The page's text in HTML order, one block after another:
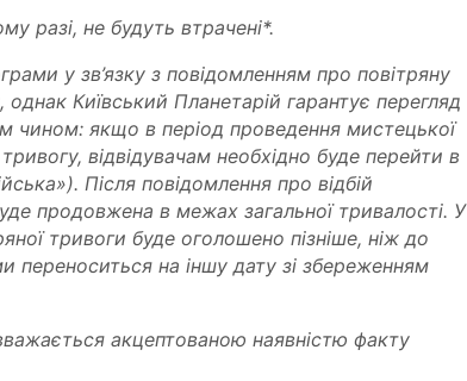
разі, не будуть втрачені*.
у зв’язку з повідомленням про повітряну
Київський Планетарій гарантує перегляд
чином: якщо в період проведення мистецької
відвідувачам необхідно буде перейти в
Після повідомлення про відбій
продовжена в межах загальної тривалості. У
тривоги буде оголошено пізніше, ніж до
переноситься на іншу дату зі збереженням
акцептованою наявністю факту